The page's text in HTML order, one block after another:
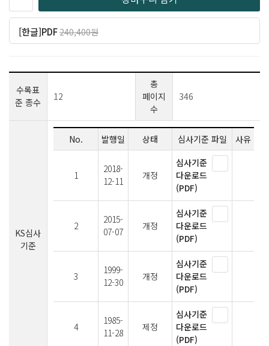
[한글]PDF240,400원
수록표
준 종수
12
총
페이지
수
346
KS심사
기준
No. 발행일 상태 심사기준 파일 사유
1
2018-
12-11
개정
심사기준
다운로드
(PDF)
2
2015-
07-07
개정
심사기준
다운로드
(PDF)
3
1999-
12-30
개정
심사기준
다운로드
(PDF)
4
1985-
11-28
제정
심사기준
다운로드
(PDF)